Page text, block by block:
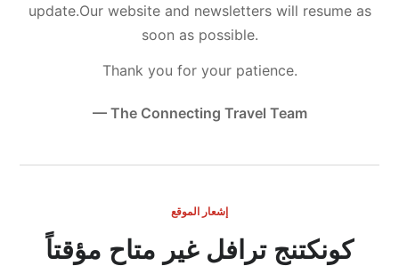
update.Our website and newsletters will resume as
soon as possible.
Thank you for your patience.
— The Connecting Travel Team
إشعار الموقع
كونكتنج ترافل غير متاح مؤقتاً